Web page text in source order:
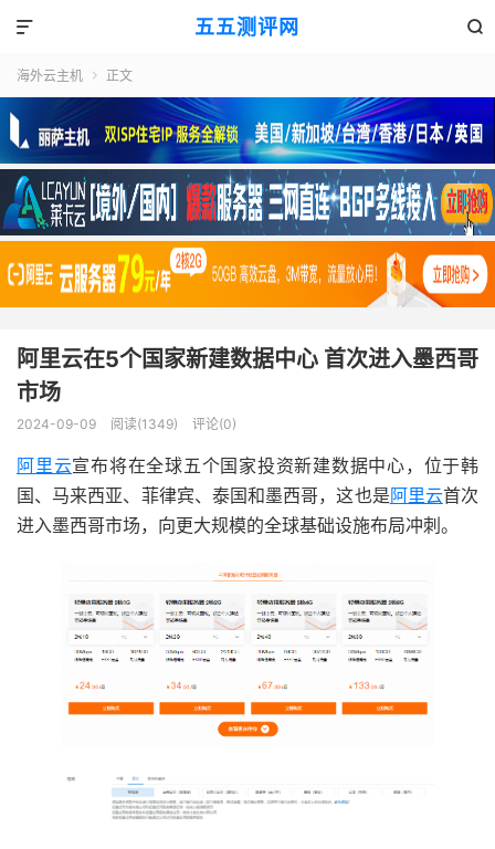
五五测评网 

海外云主机  正文
阿里云在5个国家新建数据中心 首次进入墨西哥
市场
2024-09-09 阅读(1349) 评论(0)
阿里云宣布将在全球五个国家投资新建数据中心，位于韩
国、马来西亚、菲律宾、泰国和墨西哥，这也是阿里云首次
进入墨西哥市场，向更大规模的全球基础设施布局冲刺。